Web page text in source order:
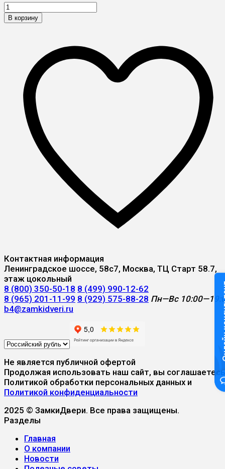
В корзину
Контактная информация
Ленинградское шоссе, 58с7, Москва, ТЦ Старт 58.7,
этаж цокольный
8 (800) 350-50-18 8 (499) 990-12-62
8 (965) 201-11-99 8 (929) 575-88-28 Пн—Вс
b4@zamkidveri.ru
Не является публичной офертой
Продолжая использовать наш сайт, вы
Политикой обработки персональных данных и
Политикой конфиденциальности
2025 © ЗамкиДвери. Все права защищены.
Разделы
Главная
О компании
Новости